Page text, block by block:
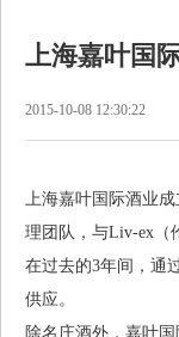
上海嘉叶国
2015-10-08 12:30:22
上海嘉叶国际酒业
理团队，与Liv-ex（
在过去的3年间，通
供应。
除名庄酒外，嘉叶